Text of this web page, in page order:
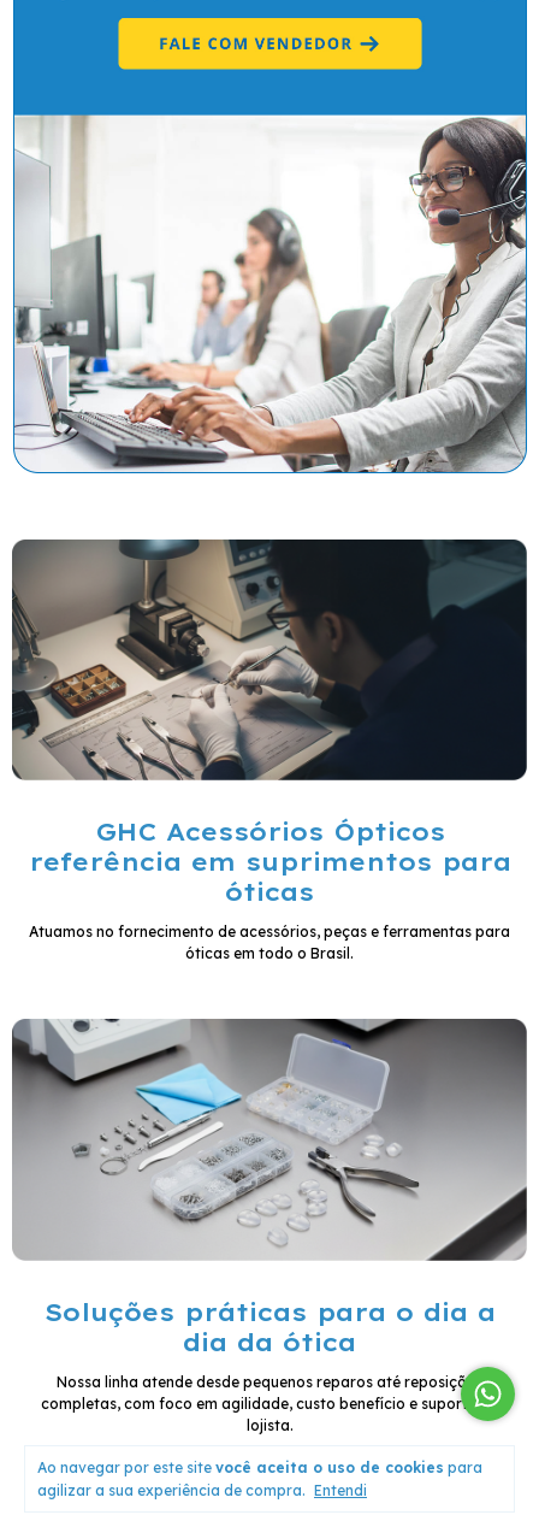
Ao navegar por este site você aceita o uso de cookies para
agilizar a sua experiência de compra. Entendi
GHC Acessórios Ópticos
referência em suprimentos para
óticas
Atuamos no fornecimento de acessórios, peças e ferramentas para
óticas em todo o Brasil.
Soluções práticas para o dia a
dia da ótica
Nossa linha atende desde pequenos reparos até reposições
completas, com foco em agilidade, custo benefício e suporte ao
lojista.